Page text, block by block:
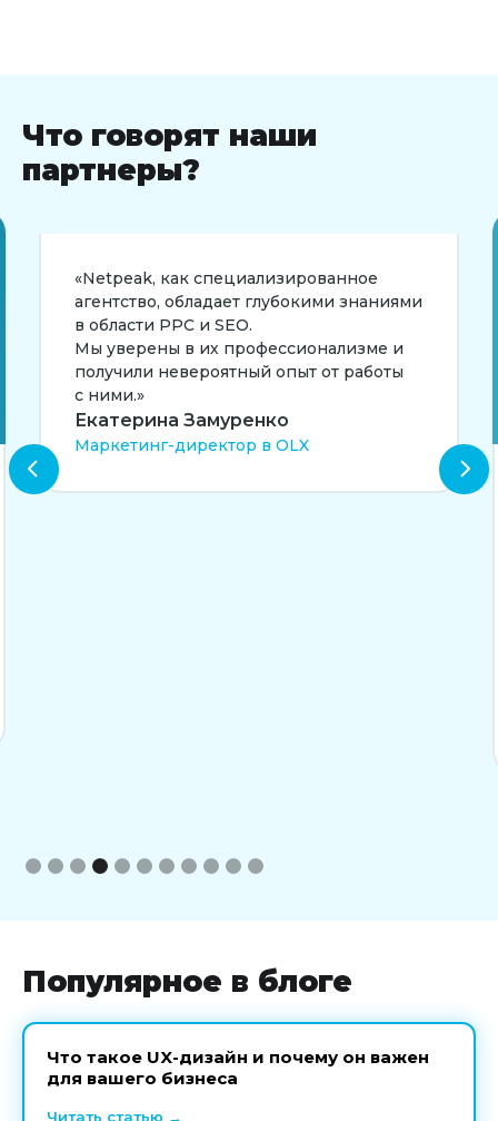
Что говорят наши
партнеры?
«Netpeak, как специализированное
агентство, обладает глубокими знаниями
в области PPC и SEO.
Мы уверены в их профессионализме и
получили невероятный опыт от работы
с ними.»
Екатерина Замуренко
Маркетинг-директор в OLX
Популярное в блоге
Что такое UX-дизайн и почему он важен
для вашего бизнеса
Читать статью →